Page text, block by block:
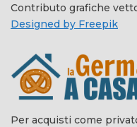
Contributo grafiche
Designed by Freepik
Per acquisti come